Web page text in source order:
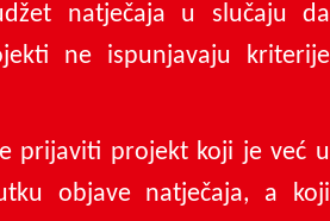
natječaja u slučaju da
ne ispunjavaju kriterije
prijaviti projekt koji je već u
objave natječaja, a koji